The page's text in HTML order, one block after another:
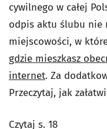
cywilnego w całej
odpis aktu ślubu nie
miejscowości, w
gdzie mieszkasz
internet. Za
Przeczytaj, jak
Czytaj s. 18